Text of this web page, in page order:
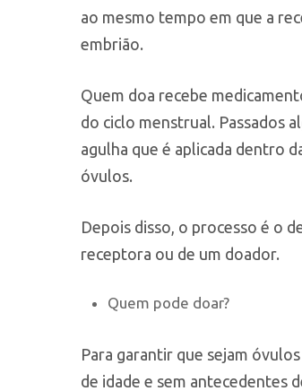
ao mesmo tempo em que a
embrião.
Quem doa recebe
do ciclo menstrual. Passados
agulha que é aplicada dentro
óvulos.
Depois disso, o processo é o
receptora ou de um doador.
Quem pode doar?
Para garantir que sejam
de idade e sem antecedentes